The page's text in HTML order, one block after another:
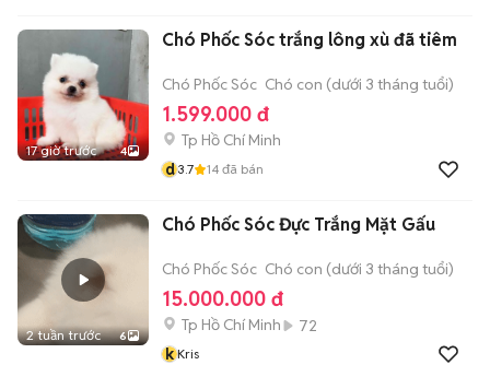
17 giờ trước 4
Chó Phốc Sóc trắng lông xù đã tiêm
Chó Phốc Sóc Chó con (dưới 3 tháng tuổi)
1.599.000 đ
Tp Hồ Chí Minh
d3.7 14 đã bán
2 tuần trước 6
Chó Phốc Sóc Đực Trắng Mặt Gấu
Chó Phốc Sóc Chó con (dưới 3 tháng tuổi)
15.000.000 đ
Tp Hồ Chí Minh
72
k Kris